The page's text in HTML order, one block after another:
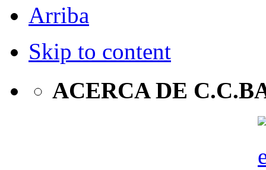
Arriba
Skip to content
ACERCA DE